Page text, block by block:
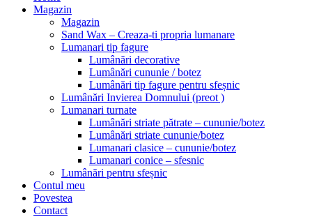
Magazin
Magazin
Sand Wax – Creaza-ti propria lumanare
Lumanari tip fagure
Lumânări decorative
Lumânări cununie / botez
Lumânări tip fagure pentru sfeșnic
Lumânări Invierea Domnului (preot )
Lumanari turnate
Lumânări striate pătrate – cununie/botez
Lumânări striate cununie/botez
Lumanari clasice – cununie/botez
Lumanari conice – sfesnic
Lumânări pentru sfeșnic
Contul meu
Povestea
Contact